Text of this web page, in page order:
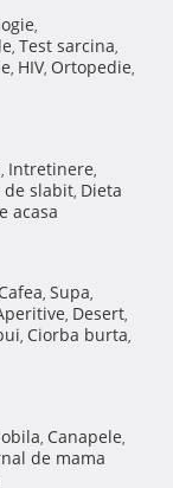
,
, Test sarcina,
, HIV, Ortopedie,
, Intretinere,
de slabit, Dieta
acasa
Cafea, Supa,
, Desert,
, Ciorba burta,
, Canapele,
de mama